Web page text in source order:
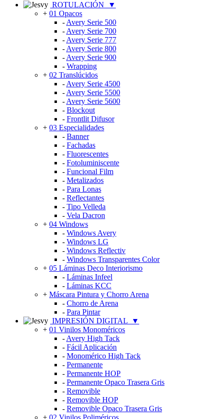
ROTULACIÓN
▼
+ 01 Opacos
- Avery Serie 500
- Avery Serie 700
- Avery Serie 777
- Avery Serie 800
- Avery Serie 900
- Wrapping
+ 02 Translúcidos
- Avery Serie 4500
- Avery Serie 5500
- Avery Serie 5600
- Blockout
- Frontlit Difusor
+ 03 Especialidades
- Banner
- Fachadas
- Fluorescentes
- Fotoluminiscente
- Funcional Film
- Metalizados
- Para Lonas
- Reflectantes
- Tipo Velleda
- Vela Dacron
+ 04 Windows
- Windows Avery
- Windows LG
- Windows Reflectiv
- Windows Transparentes Color
+ 05 Láminas Deco Interiorismo
- Láminas Infeel
- Láminas KCC
+ Máscara Pintura y Chorro Arena
- Chorro de Arena
- Para Pintar
IMPRESIÓN DIGITAL
▼
+ 01 Vinilos Monoméricos
- Avery High Tack
- Fácil Aplicación
- Monomérico High Tack
- Permanente
- Permanente HOP
- Permanente Opaco Trasera Gris
- Removible
- Removible HOP
- Removible Opaco Trasera Gris
+ 02 Vinilos Poliméricos